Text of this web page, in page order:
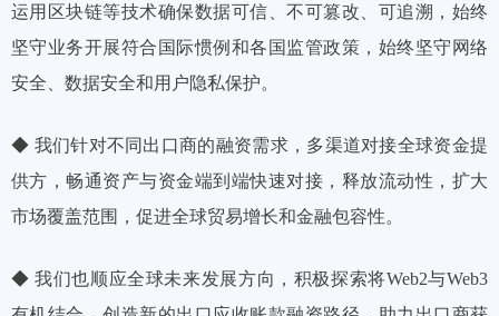
运用区块链等技术确保数据可信、不可篡改、可追溯，始终
坚守业务开展符合国际惯例和各国监管政策，始终坚守网络
安全、数据安全和用户隐私保护。
◆ 我们针对不同出口商的融资需求，多渠道对接全球资金提
供方，畅通资产与资金端到端快速对接，释放流动性，扩大
市场覆盖范围，促进全球贸易增长和金融包容性。
◆ 我们也顺应全球未来发展方向，积极探索将Web2与Web3